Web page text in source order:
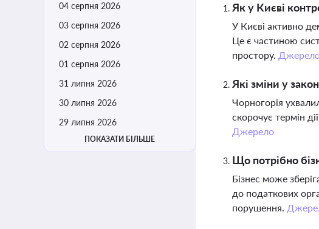
04 серпня 2026
03 серпня 2026
02 серпня 2026
01 серпня 2026
31 липня 2026
30 липня 2026
29 липня 2026
ПОКАЗАТИ БІЛЬШЕ
Як у Києві
У Києві активно
Це є частиною
простору.
Які зміни у
Чорногорія
скорочує термін
Джерело
Що потрібно
Бізнес може
до податкових
порушення.